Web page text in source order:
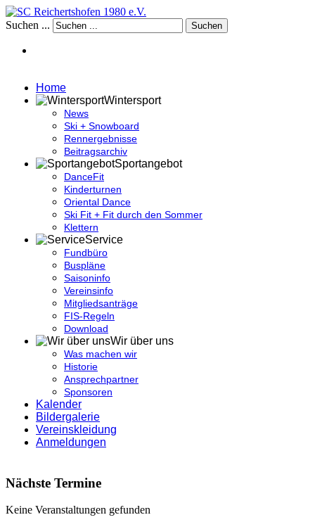
Suchen ... Suchen
Home
Wintersport
News
Ski + Snowboard
Rennergebnisse
Beitragsarchiv
Sportangebot
DanceFit
Kinderturnen
Oriental Dance
Ski Fit + Fit durch den Sommer
Klettern
Service
Fundbüro
Buspläne
Saisoninfo
Vereinsinfo
Mitgliedsanträge
FIS-Regeln
Download
Wir über uns
Was machen wir
Historie
Ansprechpartner
Sponsoren
Kalender
Bildergalerie
Vereinskleidung
Anmeldungen
Nächste Termine
Keine Veranstaltungen gefunden